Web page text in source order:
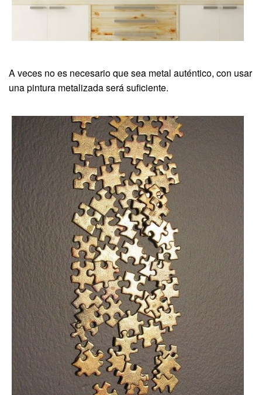
A veces no es necesario que sea metal auténtico, con usar
una pintura metalizada será suficiente.